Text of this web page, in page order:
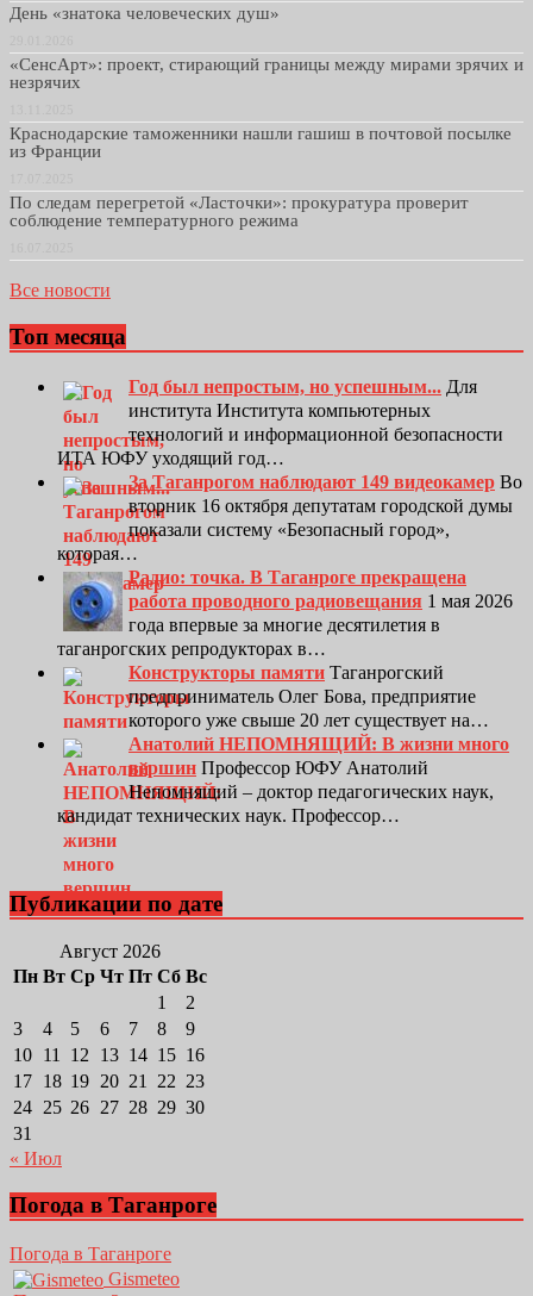
День «знатока человеческих душ»
«СенсАрт»: проект, стирающий границы между мирами зрячих и
незрячих
Краснодарские таможенники нашли гашиш в почтовой посылке
из Франции
По следам перегретой «Ласточки»: прокуратура проверит
соблюдение температурного режима
Все новости
Топ месяца
Год был непростым, но успешным... Для
института Института компьютерных
технологий и информационной безопасности
ИТА ЮФУ уходящий год…
За Таганрогом наблюдают 149 видеокамер Во
вторник 16 октября депутатам городской думы
показали систему «Безопасный город»,
которая…
Радио: точка. В Таганроге прекращена
работа проводного радиовещания 1 мая 2026
года впервые за многие десятилетия в
таганрогских репродукторах в…
Конструкторы памяти Таганрогский
предприниматель Олег Бова, предприятие
которого уже свыше 20 лет существует на…
Анатолий НЕПОМНЯЩИЙ: В жизни много
вершин Профессор ЮФУ Анатолий
Непомнящий – доктор педагогических наук,
кандидат технических наук. Профессор…
Публикации по дате
Август 2026
Пн Вт Ср Чт Пт Сб Вс
1
2
3
4 5 6 7 8
9
10 11 12 13 14 15 16
17 18 19 20 21 22 23
24 25 26 27 28 29 30
31
« Июл
Погода в Таганроге
Погода в Таганроге
Gismeteo